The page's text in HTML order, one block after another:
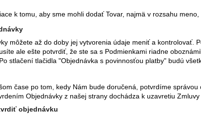
k tomu, aby sme mohli dodať Tovar, najmä v rozsahu
môžete až do doby jej vytvorenia údaje meniť a
ale ešte potvrdiť, že ste sa s Podmienkami riadne
stlačení tlačidla "Objednávka s povinnosťou platby" budú
čase po tom, kedy Nám bude doručená, potvrdíme
Objednávky z našej strany dochádza k uzavretiu
objednávku